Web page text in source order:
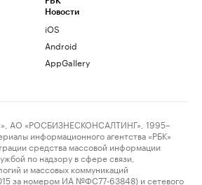
Новости
iOS
Android
AppGallery
АО «РОСБИЗНЕСКОНСАЛТИНГ», 1995–
информационного агентства «РБК»
средства массовой информации
по надзору в сфере связи,
и массовых коммуникаций
за номером ИА №ФС77-63848) и сетевого